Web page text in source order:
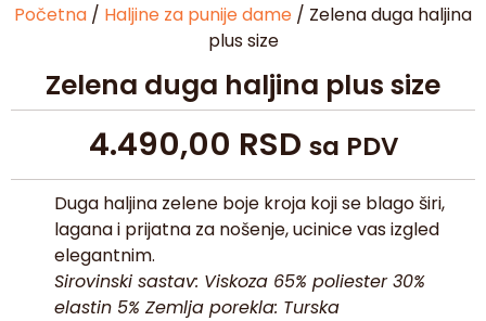
Početna / Haljine za punije dame / Zelena duga haljina
plus size
Zelena duga haljina plus size
4.490,00 RSD sa PDV
Duga haljina zelene boje kroja koji se blago širi,
lagana i prijatna za nošenje, ucinice vas izgled
elegantnim.
Sirovinski sastav: Viskoza 65% poliester 30%
elastin 5% Zemlja porekla: Turska